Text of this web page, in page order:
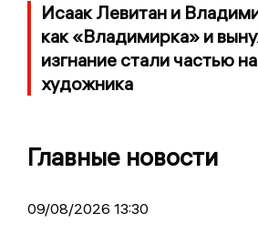
Исаак Левитан и
как «Владимирка» и
изгнание стали частью
художника
Главные новости
09/08/2026 13:30